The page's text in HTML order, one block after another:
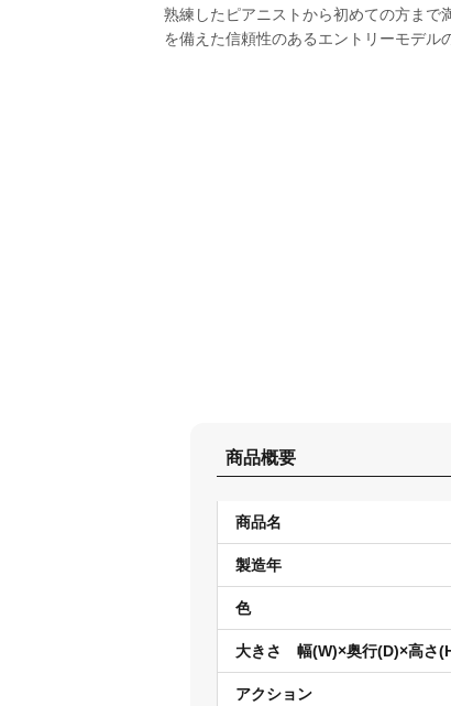
熟練したピアニストから初めての方まで
を備えた信頼性のあるエントリーモデル
商品概要
商品名
製造年
色
大きさ 幅(W)×奥行(D)×高さ
アクション